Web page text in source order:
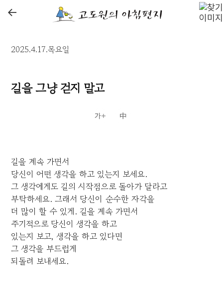
←
2025.4.17.목요일
길을 그냥 걷지 말고
길을 계속 가면서
당신이 어떤 생각을 하고 있는지 보세요.
그 생각에게도 길의 시작점으로 돌아가 달라고
부탁하세요. 그래서 당신이 순수한 자각을
더 많이 할 수 있게. 길을 계속 가면서
주기적으로 당신이 생각을 하고
있는지 보고, 생각을 하고 있다면
그 생각을 부드럽게
되돌려 보내세요.